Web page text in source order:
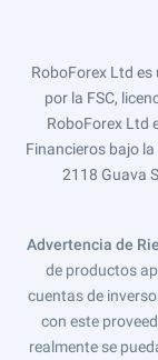
RoboForex Ltd
por la FSC,
RoboForex Ltd
Financieros bajo
2118 Guava
Advertencia de
de productos
cuentas de
con este
realmente se